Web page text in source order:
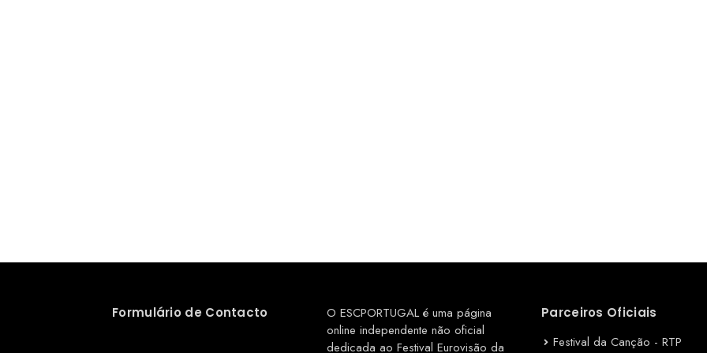
Formulário de Contacto
O ESCPORTUGAL é uma página
online independente não oficial
dedicada ao Festival Eurovisão da
Parceiros Oficiais
Festival da Canção - RTP